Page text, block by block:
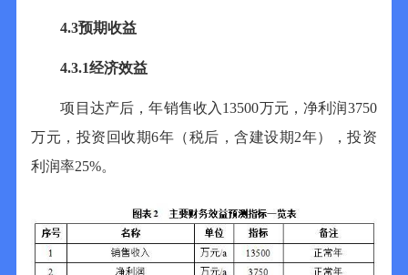
4.3预期收益
4.3.1经济效益
项目达产后，年销售收入 13500万元，净利润3750
万元，投资回收期6年（税后，含建设期2年），投资
利润率25%。